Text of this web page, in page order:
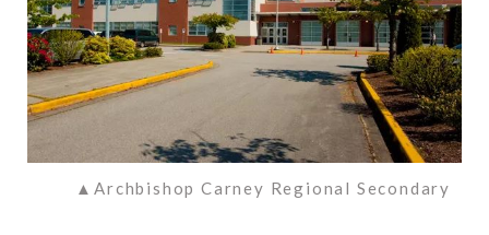
▲Archbishop Carney Regional Secondary